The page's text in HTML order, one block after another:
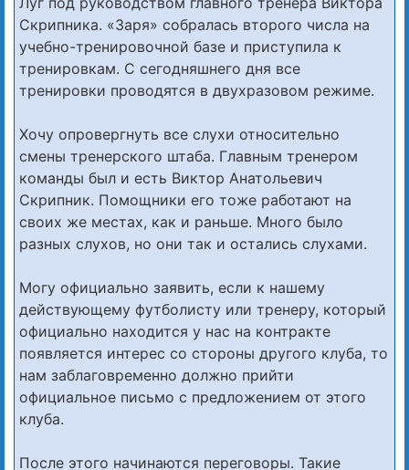
Скрипника. «Заря» собралась второго числа на
учебно-тренировочной базе и приступила к
тренировкам. С сегодняшнего дня все
тренировки проводятся в двухразовом режиме.
Хочу опровергнуть все слухи относительно
смены тренерского штаба. Главным тренером
команды был и есть Виктор Анатольевич
Скрипник. Помощники его тоже работают на
своих же местах, как и раньше. Много было
разных слухов, но они так и остались слухами.
Могу официально заявить, если к нашему
действующему футболисту или тренеру, который
официально находится у нас на контракте
появляется интерес со стороны другого клуба, то
нам заблаговременно должно прийти
официальное письмо с предложением от этого
клуба.
После этого начинаются переговоры. Такие